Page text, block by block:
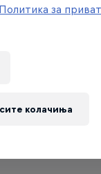
Политика за
колачиња